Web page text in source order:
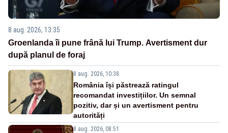
8 aug. 2026, 13:35
Groenlanda îi pune frână lui Trump. Avertisment dur
după planul de foraj
8 aug. 2026, 10:38
România își păstrează ratingul
recomandat investițiilor. Un semnal
pozitiv, dar și un avertisment pentru
autorități
8 aug. 2026, 08:51